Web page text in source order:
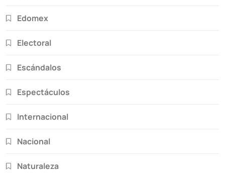
Edomex
Electoral
Escándalos
Espectáculos
Internacional
Nacional
Naturaleza